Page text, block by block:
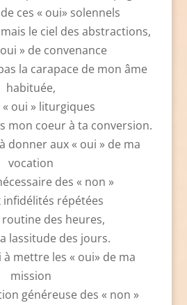
ces « oui» solennels
le ciel des abstractions,
» de convenance
la carapace de mon âme
habituée,
« oui » liturgiques
mon coeur à ta conversion.
donner aux « oui » de ma
vocation
des « non »
infidélités répétées
des heures,
lassitude des jours.
mettre les « oui» de ma
mission
généreuse des « non »